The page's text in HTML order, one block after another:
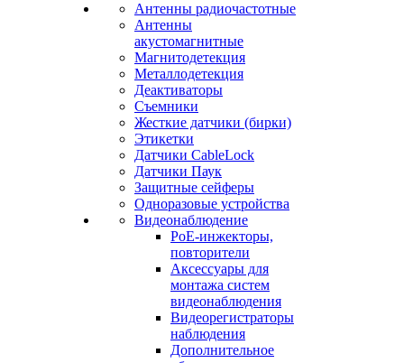
Антенны радиочастотные
Антенны
акустомагнитные
Магнитодетекция
Металлодетекция
Деактиваторы
Съемники
Жесткие датчики (бирки)
Этикетки
Датчики CableLock
Датчики Паук
Защитные сейферы
Одноразовые устройства
Видеонаблюдение
PoE-инжекторы,
повторители
Аксессуары для
монтажа систем
видеонаблюдения
Видеорегистраторы
наблюдения
Дополнительное